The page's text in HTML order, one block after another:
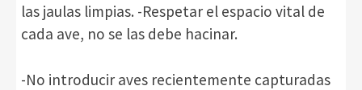
las jaulas limpias. -Respetar el espacio vital de
cada ave, no se las debe hacinar.
-No introducir aves recientemente capturadas